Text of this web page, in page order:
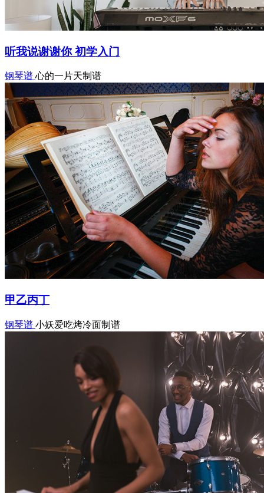
听我说谢谢你 初学入门
钢琴谱 心的一片天制谱
甲乙丙丁
钢琴谱 小妖爱吃烤冷面制谱